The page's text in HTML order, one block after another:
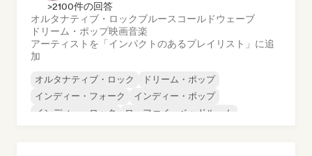
>2100件の回答
オルタナティブ・ロックブルース コールドウェーブ
ドリーム・ポップ映画音楽
アーティストを「インパクトのあるプレイリスト」に追
加
オルタナティブ・ロック
ドリーム・ポップ
インディー・フォーク
インディー・ポップ
インディー・ロック
ローファイ・ベッドルーム